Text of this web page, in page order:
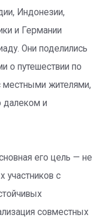
Индонезии,
и Германии
Они поделились
о путешествии по
местными жителями,
далеком и
его цель — не
участников с
совместных